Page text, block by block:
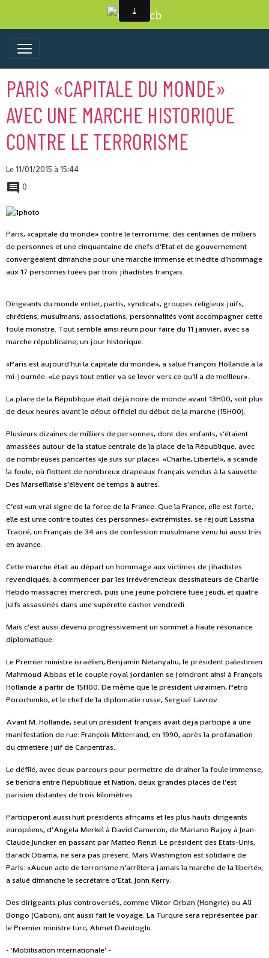
PARIS «CAPITALE DU MONDE»
AVEC UNE MARCHE HISTORIQUE
CONTRE LE TERRORISME
Le 11/01/2015 à 15:44
0
Paris, «capitale du monde» contre le terrorisme: des centaines de milliers
de personnes et une cinquantaine de chefs d’Etat et de gouvernement
convergeaient dimanche pour une marche immense et inédite d’hommage
aux 17 personnes tuées par trois jihadistes français.
Dirigeants du monde entier, partis, syndicats, groupes religieux juifs,
chrétiens, musulmans, associations, personnalités vont accompagner cette
foule monstre. Tout semble ainsi réuni pour faire du 11 janvier, avec sa
marche républicaine, un jour historique.
«Paris est aujourd’hui la capitale du monde», a salué François Hollande à la
mi-journée. «Le pays tout entier va se lever vers ce qu’il a de meilleur».
La place de la République était déjà noire de monde avant 13H00, soit plus
de deux heures avant le début officiel du début de la marche (15H00).
Plusieurs dizaines de milliers de personnes, dont des enfants, s’étaient
amassées autour de la statue centrale de la place de la République, avec
de nombreuses pancartes «Je suis sur place». «Charlie, Liberté!», a scandé
la foule, où flottent de nombreux drapeaux français vendus à la sauvette.
Des Marseillaise s’élèvent de temps à autres.
C’est «un vrai signe de la force de la France. Que la France, elle est forte,
elle est unie contre toutes ces personnes» extrémistes, se réjouit Lassina
Traoré, un Français de 34 ans de confession musulmane venu lui aussi très
en avance.
Cette marche était au départ un hommage aux victimes de jihadistes
revendiqués, à commencer par les irrévérencieux dessinateurs de Charlie
Hebdo massacrés mercredi, puis une jeune policière tuée jeudi, et quatre
Juifs assassinés dans une supérette casher vendredi.
Mais c’est aussi devenu progressivement un sommet à haute résonance
diplomatique.
Le Premier ministre israélien, Benjamin Netanyahu, le président palestinien
Mahmoud Abbas et le couple royal jordanien se joindront ainsi à François
Hollande à partir de 15H00. De même que le président ukrainien, Petro
Porochenko, et le chef de la diplomatie russe, Sergueï Lavrov.
Avant M. Hollande, seul un président français avait déjà participé à une
manifestation de rue: François Mitterrand, en 1990, après la profanation
du cimetière juif de Carpentras.
Le défilé, avec deux parcours pour permettre de drainer la foule immense,
se tiendra entre République et Nation, deux grandes places de l’est
parisien distantes de trois kilomètres.
Participeront aussi huit présidents africains et les plus hauts dirigeants
européens, d’Angela Merkel à David Cameron, de Mariano Rajoy à Jean-
Claude Juncker en passant par Matteo Renzi. Le président des Etats-Unis,
Barack Obama, ne sera pas présent. Mais Washington est solidaire de
Paris: «Aucun acte de terrorisme n’arrêtera jamais la marche de la liberté»,
a salué dimanche le secrétaire d’Etat, John Kerry.
Des dirigeants plus controversés, comme Viktor Orban (Hongrie) ou Ali
Bongo (Gabon), ont aussi fait le voyage. La Turquie sera représentée par
le Premier ministre turc, Ahmet Davutoglu.
- 'Mobilisation internationale' -